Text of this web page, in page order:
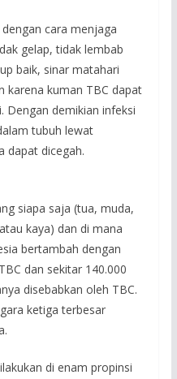
cara menjaga
gelap, tidak lembab
baik, sinar matahari
karena kuman TBC dapat
Dengan demikian infeksi
tubuh lewat
dapat dicegah.
siapa saja (tua, muda,
kaya) dan di mana
bertambah dengan
dan sekitar 140.000
disebabkan oleh TBC.
ketiga terbesar
di enam propinsi